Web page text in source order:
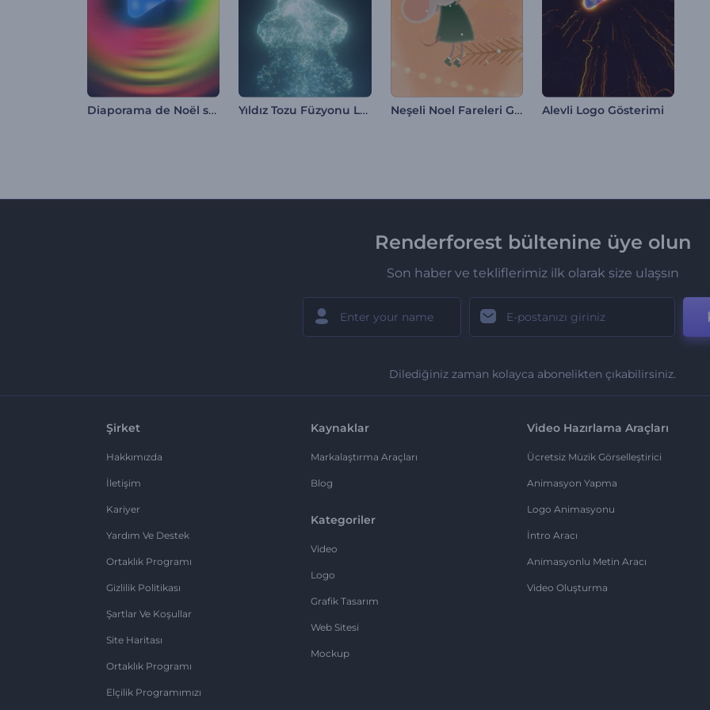
Diaporama de Noël scintillant Yıldız Tozu Füzyonu Logo Gösterimi Neşeli Noel Fareleri Giriş Alevli Logo Gösterimi
Renderforest bültenine üye olun
Son haber ve tekliflerimiz ilk olarak size ulaşsın
Dilediğiniz zaman kolayca abonelikten çıkabilirsiniz.
Şirket
Hakkımızda
İletişim
Kariyer
Yardım Ve Destek
Ortaklık Programı
Gizlilik Politikası
Şartlar Ve Koşullar
Site Haritası
Ortaklık Programı
Elçilik Programımızı
Kaynaklar
Markalaştırma Araçları
Blog
Kategoriler
Video
Logo
Grafik Tasarım
Web Sitesi
Mockup
Video Hazırlama Araçları
Ücretsiz Müzik Görselleştirici
Animasyon Yapma
Logo Animasyonu
İntro Aracı
Animasyonlu Metin Aracı
Video Oluşturma